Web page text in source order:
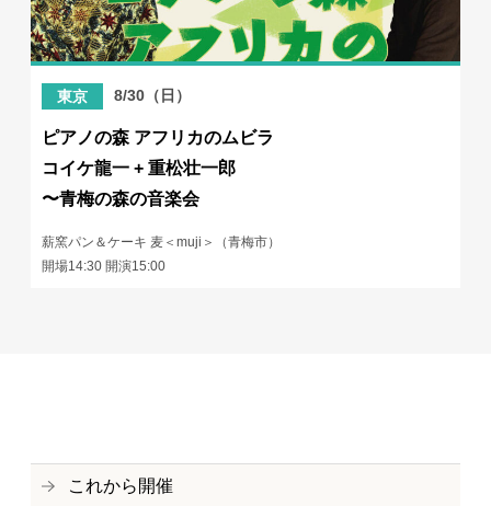
東京 8/30（日）
ピアノの森 アフリカのムビラ
コイケ龍一 + 重松壮一郎
〜青梅の森の音楽会
薪窯パン＆ケーキ 麦＜muji＞（青梅市）
開場14:30 開演15:00
これから開催